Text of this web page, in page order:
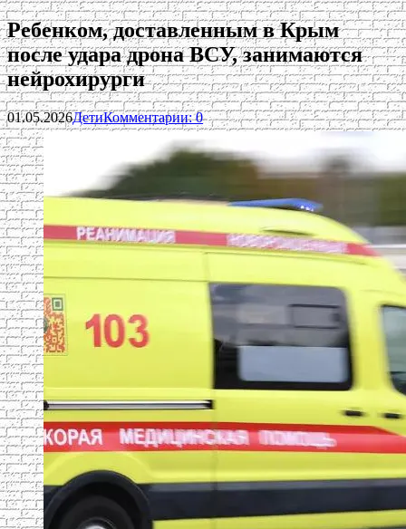
Ребенком, доставленным в Крым
после удара дрона ВСУ, занимаются
нейрохирурги
01.05.2026ДетиКомментарии: 0